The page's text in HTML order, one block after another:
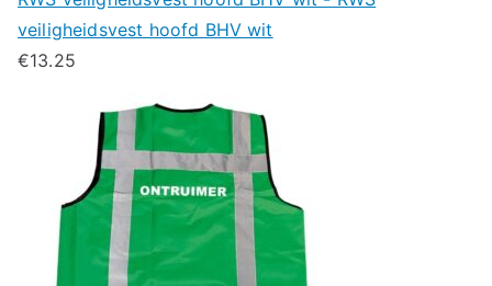
veiligheidsvest hoofd BHV wit
€13.25